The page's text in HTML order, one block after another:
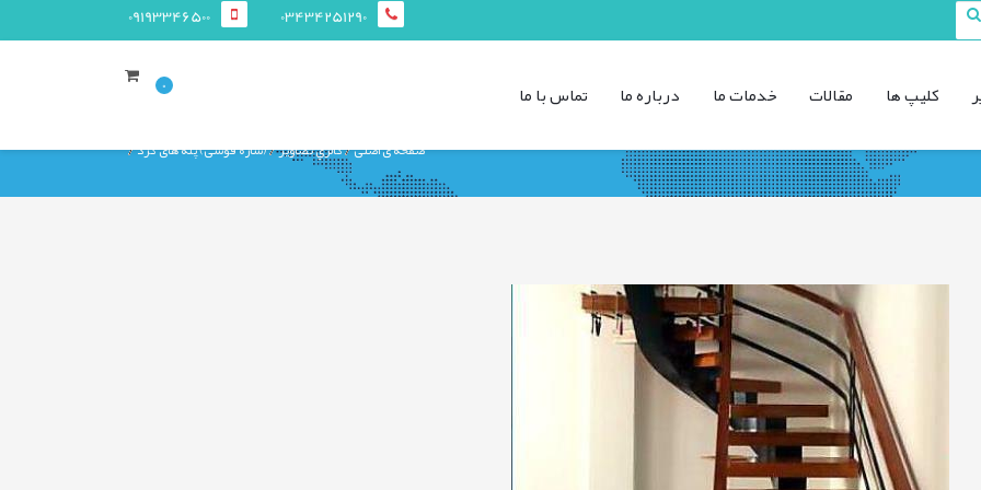
03434251290
09193346500
0 کليپ ها مقالات خدمات ما درباره ما تماس با ما
صفحه ی اصلی گالري تصاوير (سازه قوسی) پله های گرد